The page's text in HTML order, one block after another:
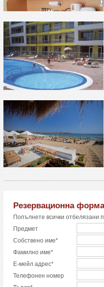
Резервационна форма
Попълнете всички отбелязани
Предмет
Собствено име*
Фамилно име*
Е-мейл адрес*
Телефонен номер